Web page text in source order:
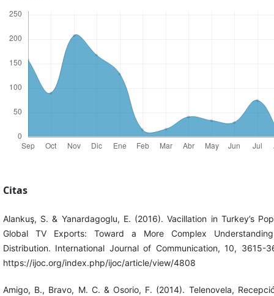
Citas
Alankuş, S. & Yanardagoglu, E. (2016). Vacillation in Turkey’s
Global TV Exports: Toward a More Complex
Distribution. International Journal of Communication, 10, 3615-
https://ijoc.org/index.php/ijoc/article/view/4808
Amigo, B., Bravo, M. C. & Osorio, F. (2014). Telenovela,